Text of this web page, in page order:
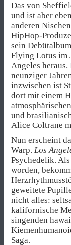
Das von
und ist aber
anderen
HipHop-
sein Debütalbum
Flying Lotus im
Angeles
neunziger
inzwischen ist
dort mit einem
und
Alice Coltrane
Nun erscheint
Warp. Los
Psychedelik.
worden,
geweitete
nicht alles:
kalifornische
singenden
Saga.